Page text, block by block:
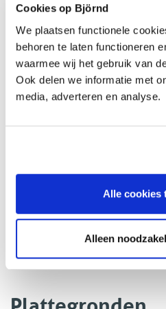
Cookies op Björnd
We plaatsen functionele
behoren te laten functioneren
waarmee wij het gebruik van
Ook delen we informatie met
media, adverteren en analyse.
Alle cookies
Alleen
aanvang van het huurcontract
- Huur middels automatische
- Er worden geen uitlatingen
toewijzingsbeleid
- Te huur voor minimaal 25
- 1 maand kijkrecht voor de
veranderingen aan het
schriftelijke toestemming van
te komen huurovereenkomst.
Heeft u interesse in het huren